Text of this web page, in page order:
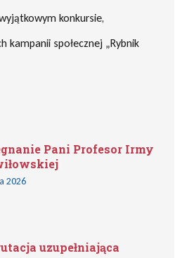
konkursie,
kampanii społecznej „Rybnik
Pani Profesor Irmy
2026
uzupełniająca